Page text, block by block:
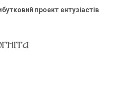
проект ентузіастів